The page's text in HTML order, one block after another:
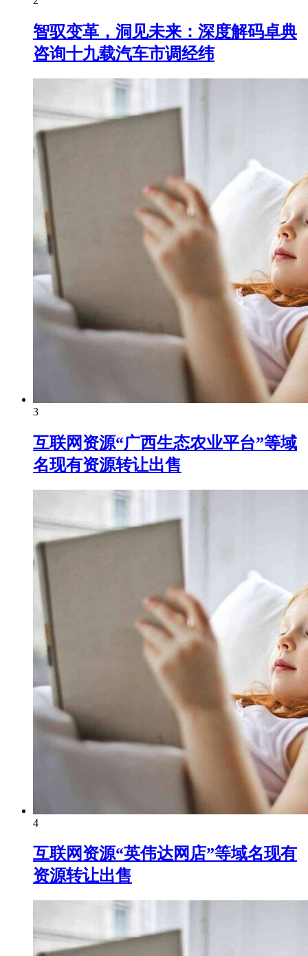
智驭变革，洞见未来：深度解码卓典
咨询十九载汽车市调经纬
3
互联网资源“广西生态农业平台”等域
名现有资源转让出售
4
互联网资源“英伟达网店”等域名现有
资源转让出售